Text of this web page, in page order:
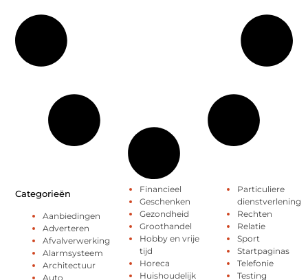
Categorieën
Aanbiedingen
Adverteren
Afvalverwerking
Alarmsysteem
Architectuur
Auto
Financieel
Geschenken
Gezondheid
Groothandel
Hobby en vrije
tijd
Horeca
Huishoudelijk
Particuliere
dienstverlening
Rechten
Relatie
Sport
Startpaginas
Telefonie
Testing